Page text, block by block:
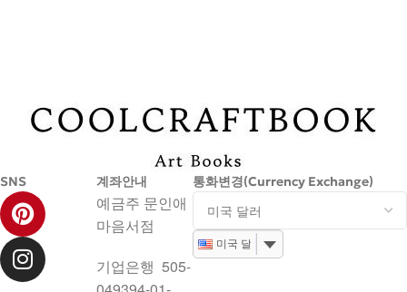
SNS 계좌안내
예금주 문인애
마음서점
기업은행 505-
통화변경(Currency Exchange)
미국 달러